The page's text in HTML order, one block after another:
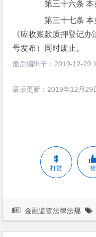
第三十六条 本
第三十七条 本
《应收账款质押登记
号发布）同时废止。
最后编辑于： 2019-12-29
最后更新：2019年12月29
打赏 赞
金融监管法律法规